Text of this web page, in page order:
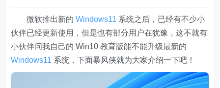
微软推出新的Windows11 系统之后，已经有不少小
伙伴已经更新使用，但是也有部分用户在犹豫，这不就有
小伙伴问我自己的 Win10 教育版能不能升级最新的
Windows11 系统，下面暴风侠就为大家介绍一下吧！